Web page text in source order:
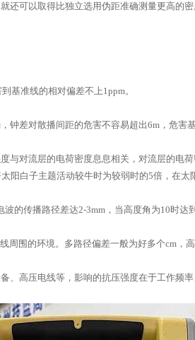
还可以取得比独立选用伪距准确测量更高的
基准线的相对偏差不上1ppm。
差对散播间距的危害不容易超出6m，危害
与对流层的电荷密度息息相关，对流层的电
白子主题活动较牛时为较弱时的5倍，在太
的传播路径差达2-3mm，当高度角为10时达到
围的环境。多路径偏差一般为好多个cm，高
高压电线等，影响的抗压强度在于工作频